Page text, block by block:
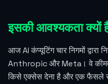
इसकी आवश्यकता क्यों
आज AI कंप्यूटिंग चार निगमों
Anthropic और Meta। वे कीमतें
किसे एक्सेस देना है और एक फैसले